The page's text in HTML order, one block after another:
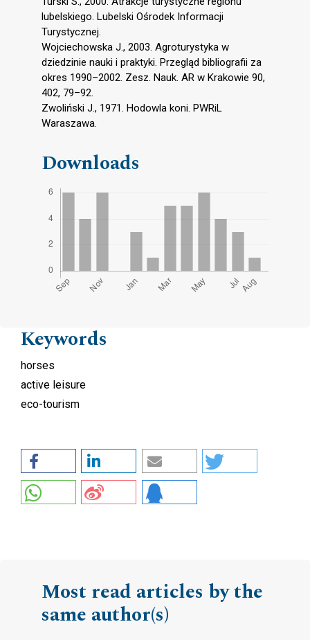
lubelskiego. Lubelski Ośrodek Informacji
Turystycznej.
Wojciechowska J., 2003. Agroturystyka w
dziedzinie nauki i praktyki. Przegląd bibliografii za
okres 1990–2002. Zesz. Nauk. AR w Krakowie 90,
402, 79–92.
Zwoliński J., 1971. Hodowla koni. PWRiL
Waraszawa.
Downloads
Keywords
horses
active leisure
eco-tourism
Most read articles by the
same author(s)